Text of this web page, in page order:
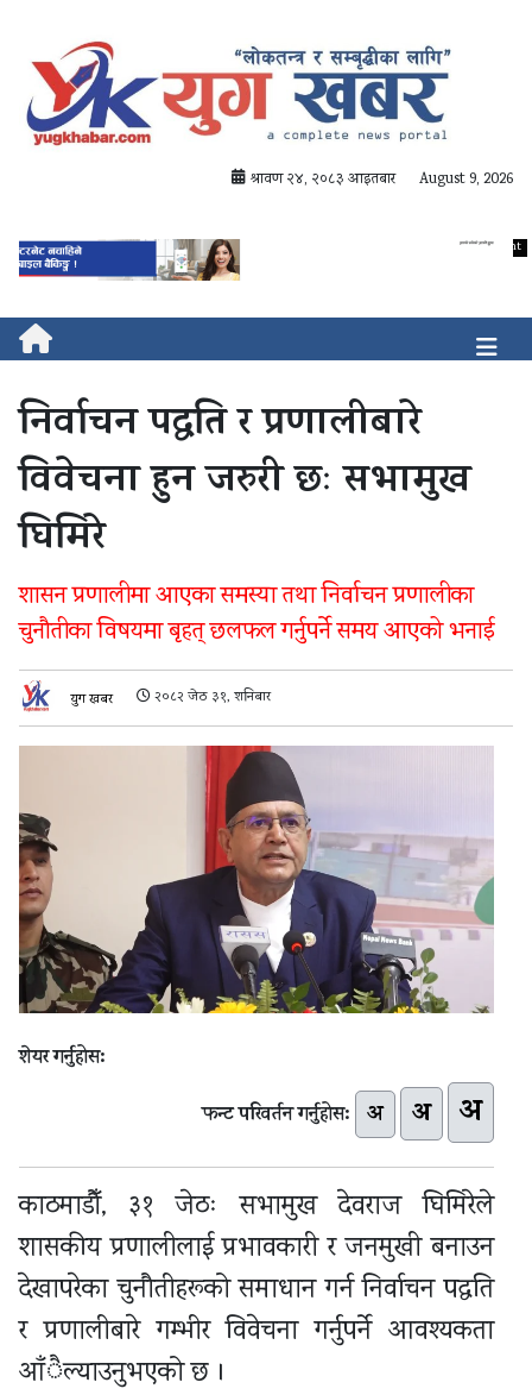
श्रावण २४, २०८३ आइतबार August 9, 2026
निर्वाचन पद्धति र प्रणालीबारे
विवेचना हुन जरुरी छः सभामुख
घिमिरे
शासन प्रणालीमा आएका समस्या तथा निर्वाचन प्रणालीका
चुनौतीका विषयमा बृहत् छलफल गर्नुपर्ने समय आएको भनाई
युग खबर २०८२ जेठ ३१, शनिबार
शेयर गर्नुहोस:
फन्ट परिवर्तन गर्नुहोस: अ अ अ
काठमाडौँ, ३१ जेठः सभामुख देवराज घिमिरेले
शासकीय प्रणालीलाई प्रभावकारी र जनमुखी बनाउन
देखापरेका चुनौतीहरूको समाधान गर्न निर्वाचन पद्धति
र प्रणालीबारे गम्भीर विवेचना गर्नुपर्ने आवश्यकता
आँैल्याउनुभएको छ ।